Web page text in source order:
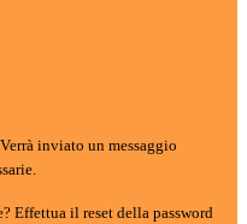
Verrà inviato un messaggio
Effettua il reset della password